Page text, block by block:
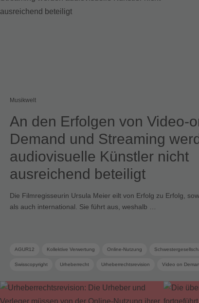
Musikwelt
An den Erfolgen von Video-
Demand und Streaming
audiovisuelle Künstler nicht
ausreichend beteiligt
Die Filmregisseurin Ursula Meier eilt von Erfolg zu Erfolg,
als auch international. Sie führt aus, weshalb …
AGUR12 Kollektive Verwertung Online-Nutzung
Swisscopyright Urheberrecht Urheberrechtsrevision Video on